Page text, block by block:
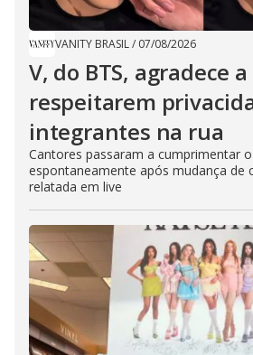
VANITY BRASIL/ 07/08/2026
V, do BTS, agradece
respeitarem
integrantes na rua
Cantores passaram a cumprimentar
espontaneamente após mudança de
relatada em live